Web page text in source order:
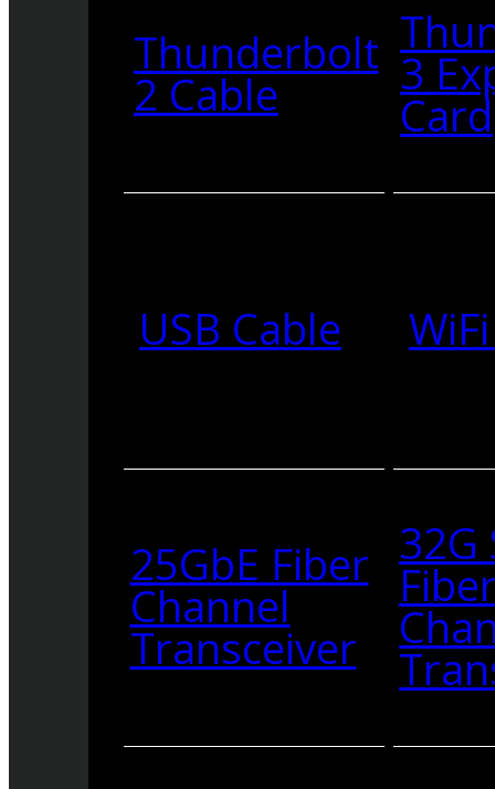
Thunderbolt
2 Cable 3
Card
USB Cable
25GbE Fiber
Channel
Transceiver
32G